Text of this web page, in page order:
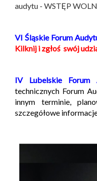
audytu - WSTĘP
VI Śląskie Forum
Kilknij i zgłoś swój
IV Lubelskie Forum
technicznych Forum
innym terminie,
szczegółowe